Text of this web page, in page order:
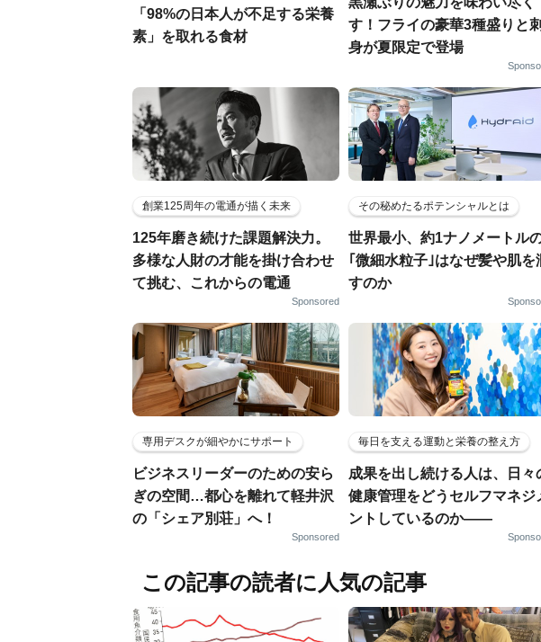
「98%の日本人が不足する栄養
素」を取れる食材
す！フライの豪華3種盛りと刺
身が夏限定で登場
創業125周年の電通が描く未来
125年磨き続けた課題解決力。
多様な人財の才能を掛け合わせ
て挑む、これからの電通
Sponsored
その秘めたるポテンシャルとは
世界最小、約1ナノメートル
｢微細水粒子｣はなぜ髪や肌を
すのか
専用デスクが細やかにサポート
ビジネスリーダーのための安ら
ぎの空間…都心を離れて軽井沢
の「シェア別荘」へ！
Sponsored
毎日を支える運動と栄養の整え方
成果を出し続ける人は、日々
健康管理をどうセルフマネジ
ントしているのか——
この記事の読者に人気の記事